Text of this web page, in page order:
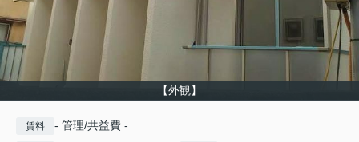
【外観】
賃料 - 管理/共益費 -